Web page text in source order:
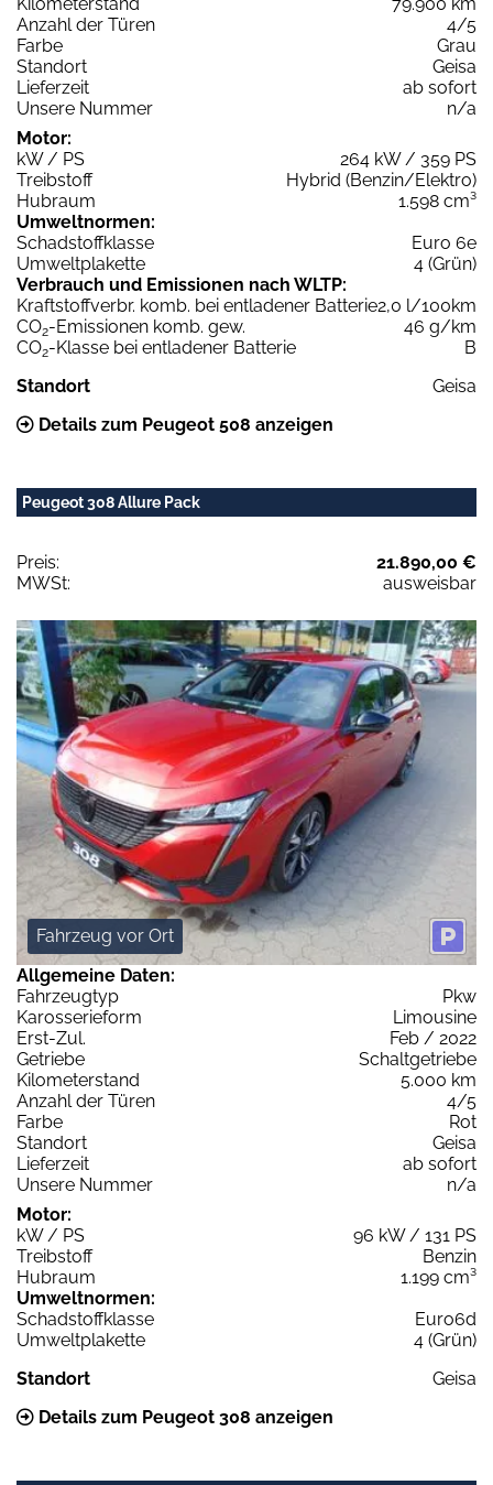
Anzahl der Türen
4/5
Farbe
Grau
Standort
Geisa
Lieferzeit
ab sofort
Unsere Nummer
n/a
Motor:
kW / PS
264 kW / 359 PS
Treibstoff
Hybrid (Benzin/Elektro)
Hubraum
1.598 cm³
Umweltnormen:
Schadstoffklasse
Euro 6e
Umweltplakette
4 (Grün)
Verbrauch und Emissionen nach WLTP:
Kraftstoffverbr. komb. bei entladener Batterie2,0 l/100km
CO2-Emissionen komb. gew.
46 g/km
CO2-Klasse bei entladener Batterie
B
Standort
Geisa
Details zum Peugeot 508 anzeigen
Peugeot 308 Allure Pack
Preis:
21.890,00 €
MWSt:
ausweisbar
Fahrzeug vor Ort
Allgemeine Daten:
Fahrzeugtyp
Pkw
Karosserieform
Limousine
Erst-Zul.
Feb / 2022
Getriebe
Schaltgetriebe
Kilometerstand
5.000 km
Anzahl der Türen
4/5
Farbe
Rot
Standort
Geisa
Lieferzeit
ab sofort
Unsere Nummer
n/a
Motor:
kW / PS
96 kW / 131 PS
Treibstoff
Benzin
Hubraum
1.199 cm³
Umweltnormen:
Schadstoffklasse
Euro6d
Umweltplakette
4 (Grün)
Standort
Geisa
Details zum Peugeot 308 anzeigen